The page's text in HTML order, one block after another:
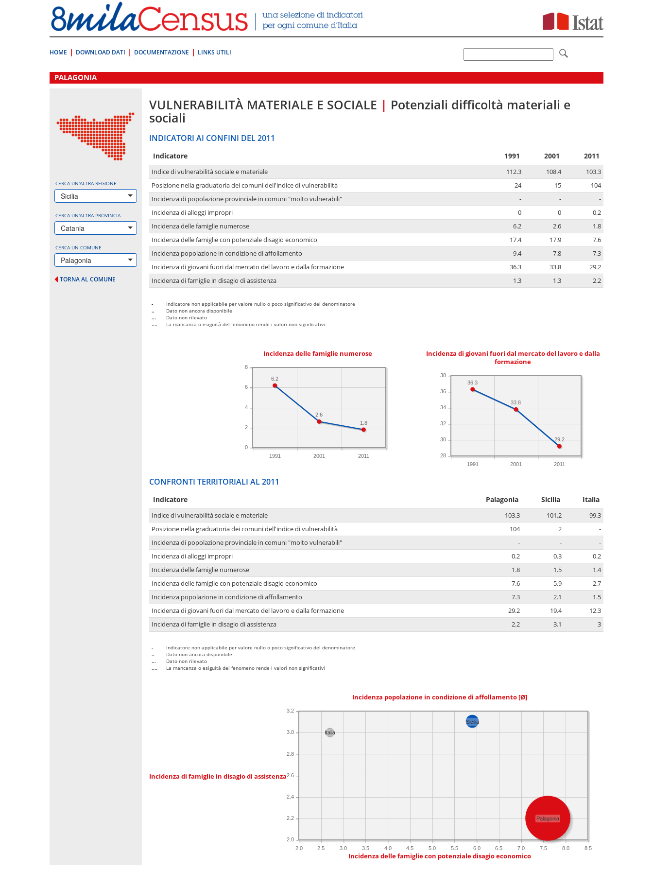
direttamente
a:
Contenuto
HOME DOWNLOAD DATI DOCUMENTAZIONE LINKS UTILI
.
PALAGONIA
CERCA UN'ALTRA REGIONE
Sicilia
CERCA UN'ALTRA PROVINCIA
Catania
CERCA UN COMUNE
Palagonia
TORNA AL COMUNE
VULNERABILITÀ MATERIALE E SOCIALE | Potenziali difficoltà materiali e
sociali
INDICATORI AI CONFINI DEL 2011
Indicatore 1991 2001 2011
Indice di vulnerabilità sociale e materiale 112.3 108.4
103.3
Posizione nella graduatoria dei comuni dell'indice di vulnerabilità
24 15
104
Incidenza di popolazione provinciale in comuni "molto vulnerabili"
- -
-
Incidenza di alloggi impropri
0 0
0.2
Incidenza delle famiglie numerose
6.2 2.6
1.8
Incidenza delle famiglie con potenziale disagio economico
17.4 17.9
7.6
Incidenza popolazione in condizione di affollamento
9.4 7.8
7.3
Incidenza di giovani fuori dal mercato del lavoro e dalla formazione
36.3 33.8
29.2
Incidenza di famiglie in disagio di assistenza
1.3 1.3 2.2
-
Indicatore non applicabile per valore nullo o poco significativo del denominatore
..
Dato non ancora disponibile
...
Dato non rilevato
....
La mancanza o esiguità del fenomeno rende i valori non significativi
Incidenza delle famiglie numerose
1991 2001 2011
0
2
4
6
8
1.8
2.6
6.2
Incidenza di giovani fuori dal mercato del lavoro e dalla
formazione
1991 2001 2011
28
30
32
34
36
38
29.2
33.8
36.3
CONFRONTI TERRITORIALI AL 2011
Indicatore Palagonia Sicilia Italia
Indice di vulnerabilità sociale e materiale 103.3 101.2
99.3
Posizione nella graduatoria dei comuni dell'indice di vulnerabilità
104 2
-
Incidenza di popolazione provinciale in comuni "molto vulnerabili"
- -
-
Incidenza di alloggi impropri
0.2 0.3
0.2
Incidenza delle famiglie numerose
1.8 1.5
1.4
Incidenza delle famiglie con potenziale disagio economico
7.6 5.9
2.7
Incidenza popolazione in condizione di affollamento
7.3 2.1
1.5
Incidenza di giovani fuori dal mercato del lavoro e dalla formazione
29.2 19.4
12.3
Incidenza di famiglie in disagio di assistenza
2.2 3.1 3
-
Indicatore non applicabile per valore nullo o poco significativo del denominatore
..
Dato non ancora disponibile
...
Dato non rilevato
....
La mancanza o esiguità del fenomeno rende i valori non significativi
Incidenza popolazione in condizione di affollamento [Ø]
Incidenza di famiglie in disagio di assistenza
2.0 2.5 3.0 3.5 4.0 4.5 5.0 5.5 6.0 6.5 7.0 7.5 8.0 8.5
2.0
2.2
2.4
2.6
2.8
3.0
3.2
Palagonia
Sicilia
Italia
Incidenza delle famiglie con potenziale disagio economico